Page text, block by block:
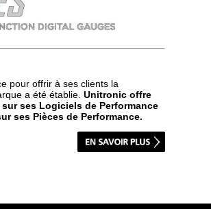
pour offrir à ses clients la
a été établie.Unitronic offre
ses Logiciels de Performance
ses Pièces de Performance.